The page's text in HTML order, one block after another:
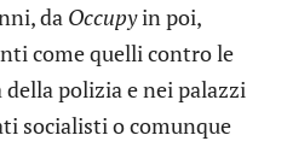
da Occupyin poi,
come quelli contro le
polizia e nei palazzi
socialisti o comunque